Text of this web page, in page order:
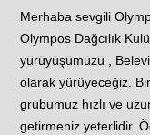
Merhaba sevgili
Olympos Dağcılık
yürüyüşümüzü ,
olarak yürüyeceğiz.
grubumuz hızlı ve
getirmeniz yeterlidir.